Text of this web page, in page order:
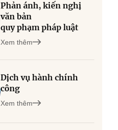
Phản ánh, kiến nghị
văn bản
quy phạm pháp luật
Xem thêm
Dịch vụ hành chính
công
Xem thêm